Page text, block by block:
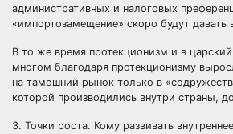
административных и налоговых
«импортозамещение» скоро будут
В то же время протекционизм и в
многом благодаря протекционизму
на тамошний рынок только в
которой производились внутри страны,
3. Точки роста. Кому развивать